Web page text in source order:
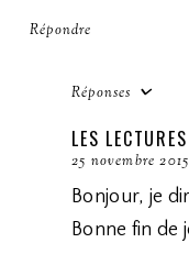
Répondre
Réponses
LES
25 novembre
Bonjour, je
Bonne fin de